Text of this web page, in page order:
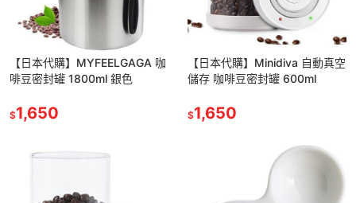
【日本代購】MYFEELGAGA 咖
啡豆密封罐 1800ml 銀色
$1,650
【日本代購】Minidiva 自動真空
儲存 咖啡豆密封罐 600ml
$1,650